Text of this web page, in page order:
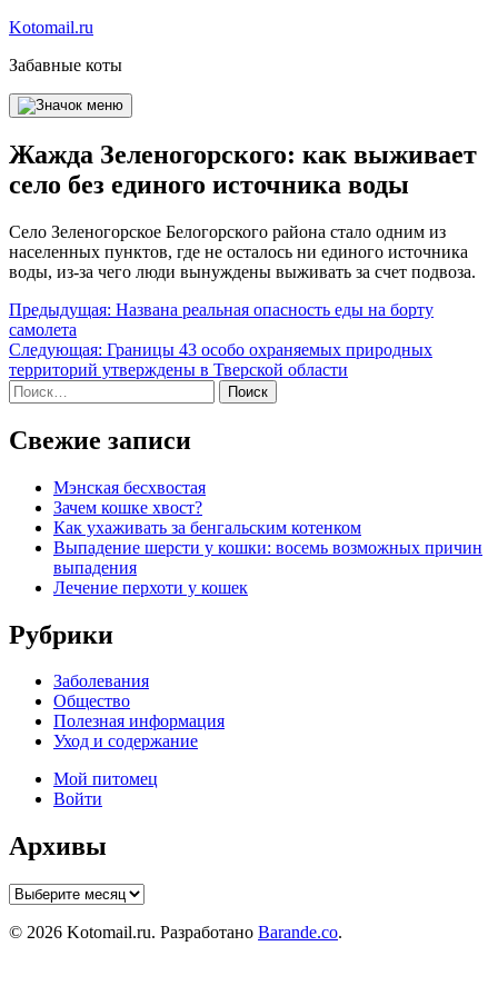
Перейти
содержимому
Kotomail.ru
Забавные коты
Жажда Зеленогорского: как выживает
село без единого источника воды
Село Зеленогорское Белогорского района стало одним из
населенных пунктов, где не осталось ни единого источника
воды, из-за чего люди вынуждены выживать за счет подвоза.
Навигация
по
записям
Предыдущая: Названа реальная опасность еды на борту
самолета
Следующая: Границы 43 особо охраняемых природных
территорий утверждены в Тверской области
Найти:
Свежие записи
Мэнская бесхвостая
Зачем кошке хвост?
Как ухаживать за бенгальским котенком
Выпадение шерсти у кошки: восемь возможных причин
выпадения
Лечение перхоти у кошек
Рубрики
Заболевания
Общество
Полезная информация
Уход и содержание
Мой питомец
Войти
Архивы
Архивы
© 2026 Kotomail.ru. Разработано Barande.co.